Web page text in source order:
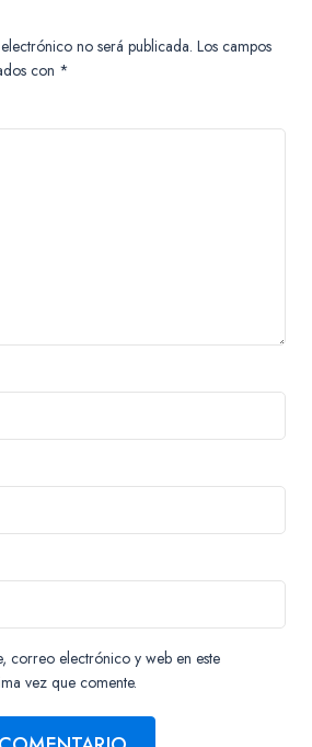
no será publicada. Los campos
con *
correo electrónico y web en este
vez que comente.